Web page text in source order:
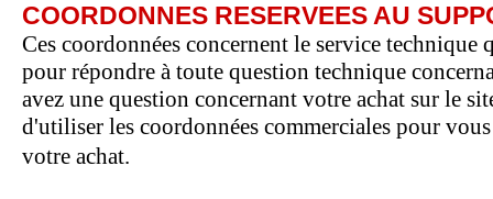
COORDONNES RESERVEES AU
Ces coordonnées concernent le service
pour répondre à toute question technique
avez une question concernant votre achat sur le
d'utiliser les coordonnées commerciales pour
votre achat.